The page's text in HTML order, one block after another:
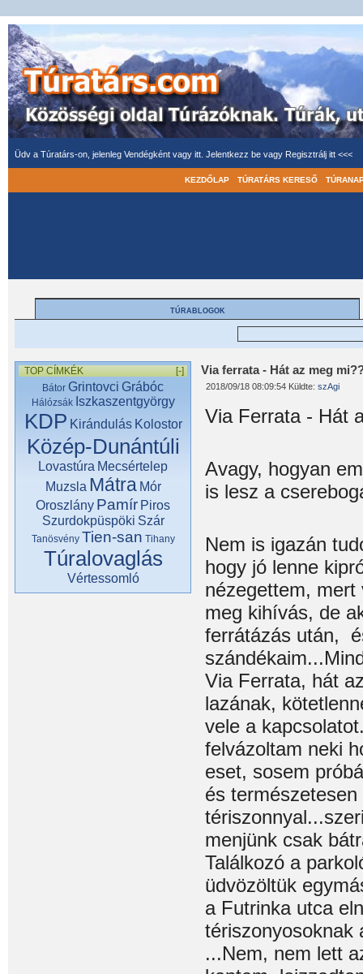
Üdv a Túratárs-on, jelenleg Vendégként vagy itt. Jelentkezz be vagy Regisztrálj itt <<<
KEZDŐLAP TÚRATÁRS KERESŐ
TÚRABLOGOK
TOP CÍMKÉK
[-]
Bátor Grintovci Grábóc
Hálózsák Iszkaszentgyörgy
KDP Kirándulás Kolostor
Közép-Dunántúli
Lovastúra Mecsértelep
Muzsla Mátra Mór
Oroszlány Pamír Piros
Szurdokpüspöki Szár
Tanösvény Tien-san Tihany
Túralovaglás
Vértessomló
Via ferrata - Hát az meg
2018/09/18 08:09:54 Küldte: szAgi
Via Ferrata - Hát
Avagy, hogyan
is lesz a
Nem is igazán
hogy jó lenne
nézegettem,
meg kihívás, de
ferrátázás után,
Via Ferrata, hát
lazának,
vele a
felvázoltam neki
eset, sosem
és
menjünk csak
Találkozó a
üdvözöltük
a Futrinka utca
tériszonyosoknak
...Nem, nem lett